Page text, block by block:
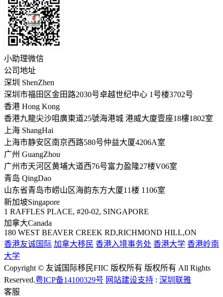
小助理微信
公司地址
深圳 ShenZhen
深圳市福田区金田路2030号卓越世纪中心 1号楼3702号
香港 Hong Kong
香港九龍尖沙咀廣東道25號海港城 港威大廈壹座18樓1802室
上海 ShangHai
上海市静安区南京西路580号仲益大厦4206A室
广州 GuangZhou
广州市天河区黄埔大道西76号富力盈隆27楼V06室
青岛 QingDao
山东省青岛市崂山区海韵东方大厦11楼 1106室
新加坡Singapore
1 RAFFLES PLACE, #20-02, SINGAPORE
加拿大Canada
180 WEST BEAVER CREEK RD,RICHMOND HILL,ON
香港友诚国际 加拿大移民 香港入境事务处 香港大学 香港岭南
大学
Copyright © 友诚国际移民FIIC 版权所有 版权所有 All Rights
Reserved.粤ICP备14100329号 网站建设支持 : 深圳联雅
客服